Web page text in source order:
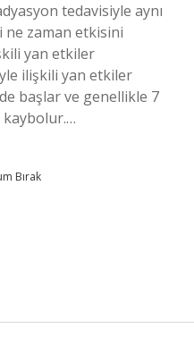
tedavisiyle aynı
zaman etkisini
yan etkiler
ilişkili yan etkiler
başlar ve genellikle 7
kaybolur.…
Bırak